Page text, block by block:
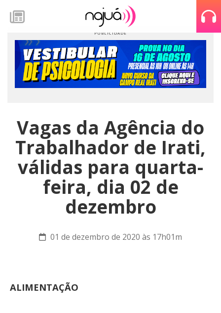
Vagas da Agência do
Trabalhador de Irati,
válidas para quarta-
feira, dia 02 de
dezembro
01 de dezembro de 2020 às 17h01m
ALIMENTAÇÃO